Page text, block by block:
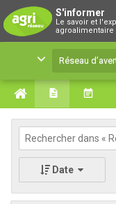
S'informer
Le savoir et
agroalimentaire
Le savoir et
Réseau
Date